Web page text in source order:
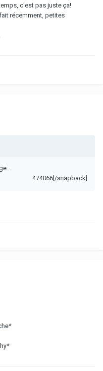
c'est pas juste ça!
récemment, petites
474066[/snapback]